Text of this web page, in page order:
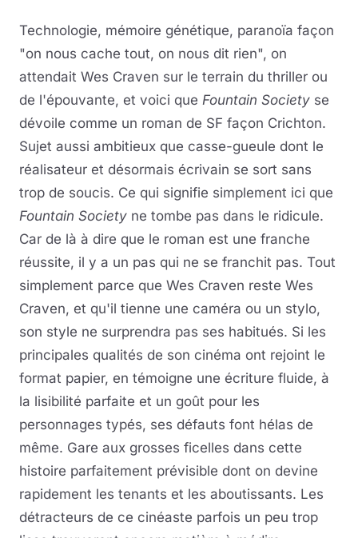
Technologie, mémoire génétique, paranoïa façon
"on nous cache tout, on nous dit rien", on
attendait Wes Craven sur le terrain du thriller ou
de l'épouvante, et voici que Fountain Society se
dévoile comme un roman de SF façon Crichton.
Sujet aussi ambitieux que casse-gueule dont le
réalisateur et désormais écrivain se sort sans
trop de soucis. Ce qui signifie simplement ici que
Fountain Society ne tombe pas dans le ridicule.
Car de là à dire que le roman est une franche
réussite, il y a un pas qui ne se franchit pas. Tout
simplement parce que Wes Craven reste Wes
Craven, et qu'il tienne une caméra ou un stylo,
son style ne surprendra pas ses habitués. Si les
principales qualités de son cinéma ont rejoint le
format papier, en témoigne une écriture fluide, à
la lisibilité parfaite et un goût pour les
personnages typés, ses défauts font hélas de
même. Gare aux grosses ficelles dans cette
histoire parfaitement prévisible dont on devine
rapidement les tenants et les aboutissants. Les
détracteurs de ce cinéaste parfois un peu trop